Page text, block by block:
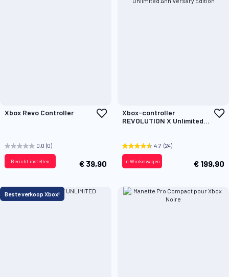
Xbox Revo Controller
Voeg
0.0 (0)
€ 39,90
Bericht instellen
Xbox-controller
REVOLUTION X Unlimited
4.7 (24)
€ 199,90
In Winkelwagen
Beste verkoop Xbox!